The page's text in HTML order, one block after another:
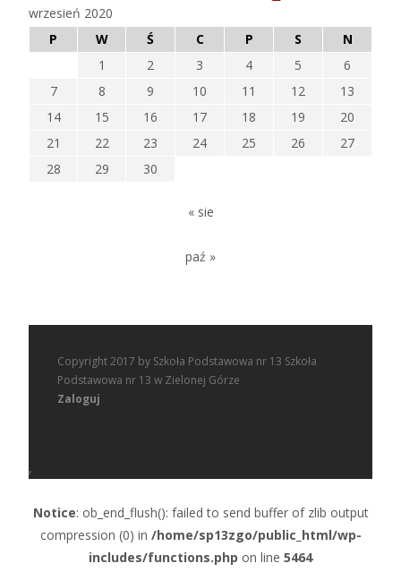
wrzesień 2020
P
W Ś C P S
N
1
2 3 4 5
6
7
8 9 10 11 12
13
14
15 16 17 18 19
20
21
22 23 24 25 26
27
28
29 30
« sie
paź »
Copyright 2017 by Szkoła Podstawowa nr 13 Szkoła
Podstawowa nr 13 w Zielonej Górze
Zaloguj
,
Notice: ob_end_flush(): failed to send buffer of zlib output
compression (0) in /home/sp13zgo/public_html/wp-
includes/functions.php on line 5464